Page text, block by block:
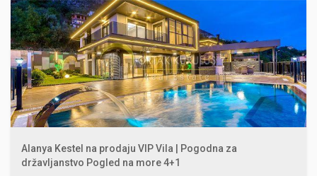
Alanya Kestel na prodaju VIP Vila | Pogodna za
državljanstvo Pogled na more 4+1